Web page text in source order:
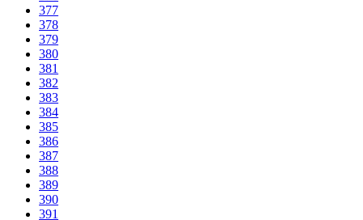
377
378
379
380
381
382
383
384
385
386
387
388
389
390
391